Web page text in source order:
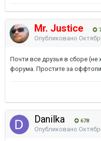
Mr. Justice
Опубликовано
Почти все друзья в сборе (не
форума. Простите за
Danilka 678
Опубликовано